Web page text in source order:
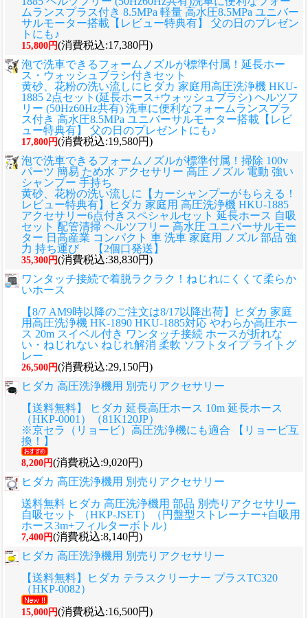
ムランスプラス付き 8.5MPa 軽量 高水圧8.5MPa ユニバー
サルモーター搭載【レビュー特典有】 父の日のプレゼン
トにも♪
15,800円(消費税込:17,380円)
泡で洗車できるフォームノズルが標準付属！延長ホー
ス・ウォッシュブラシ付きセット
黄砂、花粉の洗い流しに ヒダカ 家庭用高圧洗浄機 HKU-
1885 2点セット(延長ホース+ウォッシュブラシ) ヘルツフ
リー (50Hz60Hz共有) 洗車に便利なフォームランスプラ
ス付き 高水圧8.5MPa ユニバーサルモーター搭載【レビ
ュー特典有】 父の日のプレゼントにも♪
17,800円(消費税込:19,580円)
泡で洗車できるフォームノズルが標準付属！掃除 100v
パーツ 簡易 ため水 アクセサリー 高圧 ノズル 電動 強い
シャンプー 手持ち
黄砂、花粉の洗い流しに
【カーシャンプーがもらえる！
レビュー特典有】ヒダカ 家庭用 高圧洗浄機 HKU-1885
アクセサリー6点付きスペシャルセット 延長ホース 自吸
セット 配管清掃 ヘルツフリー 高水圧 ユニバーサルモー
ター 日高産業 コンパクト 車 洗車 家庭用 ノズル 部品 強
力 持ち運び 【2個口発送】
35,300円(消費税込:38,830円)
ワンタッチ接続で着脱ラクラク！ねじれにくくて柔らか
いホース
【8/7 AM9時以降のご注文は8/17以降出荷】ヒダカ 家庭
用高圧洗浄機 HK-1890 HKU-1885対応 やわらか高圧ホー
ス 20m スイベル付き ワンタッチ接続 ホースが折れな
い・ねじれない ねじれ解消 柔軟 ソフトタイプ ライトグ
レー
26,500円(消費税込:29,150円)
ヒダカ 高圧洗浄機用 別売りアクセサリー
【送料無料】 ヒダカ 延長高圧ホース 10m 延長ホース
（HKP-0001）（81K120JP）
※京セラ（リョービ）高圧洗浄機にも適合 【リョービ互
換！】
8,200円(消費税込:9,020円)
ヒダカ 高圧洗浄機用 別売りアクセサリー
送料無料 ヒダカ 高圧洗浄機用 部品 別売りアクセサリー
自吸セット （HKP-JSET）（円盤型ストレーナー+自吸用
ホース3m+フィルターボトル）
7,400円(消費税込:8,140円)
ヒダカ 高圧洗浄機用 別売りアクセサリー
【送料無料】ヒダカ テラスクリーナー プラスTC320
（HKP-0082）
15,000円(消費税込:16,500円)